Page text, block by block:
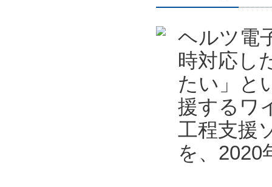
ヘルツ電
時対応し
たい」と
援するワ
工程支援
を、2020